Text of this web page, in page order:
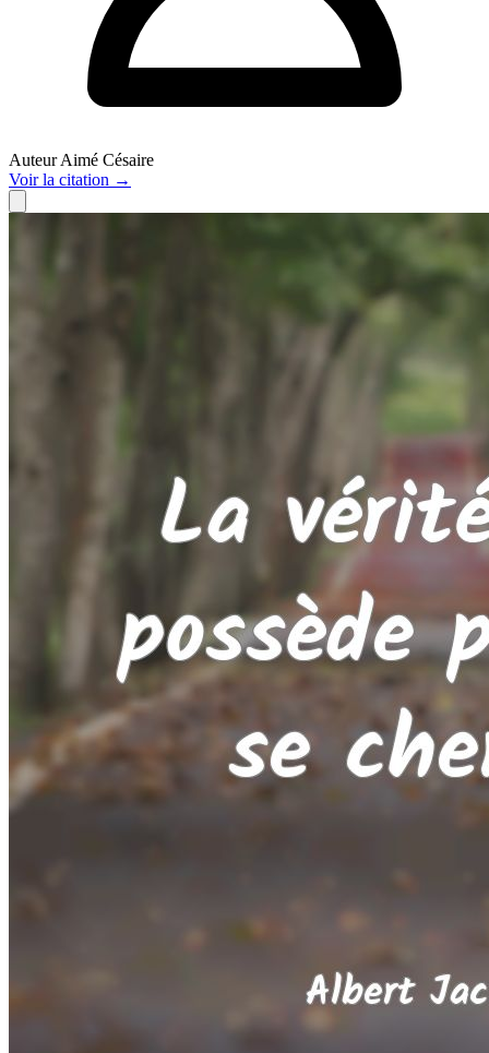
Auteur Aimé Césaire
Voirla citation →